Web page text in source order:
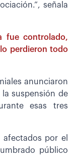
señala
fue controlado,
perdieron todo
anunciaron
suspensión de
esas tres
por el
público